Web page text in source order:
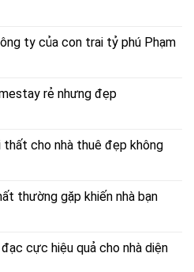
ty của con trai tỷ phú Phạm
rẻ nhưng đẹp
cho nhà thuê đẹp không
thường gặp khiến nhà bạn
cực hiệu quả cho nhà diện